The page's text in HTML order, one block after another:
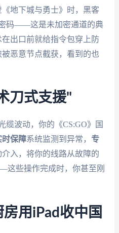
地下城与勇士》时，黑客
码——这是未加密通道的典
在出口前就给指令包穿上防
恶意节点截获，看到的也
刀式支援"
缆波动，你的《CS:GO》国
时保障系统监测到异常， 专
介入，将你的线路从故障的
些操作完成时，你甚至刚
用iPad收中国